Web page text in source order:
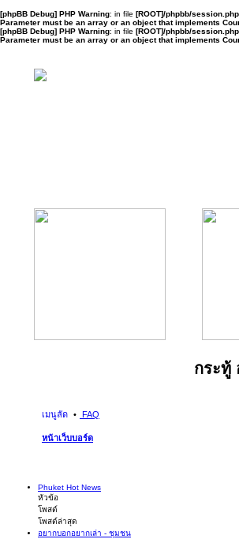
[phpBB Debug] PHP Warning: in file [ROOT]/phpbb/session.php
Parameter must be an array or an object that implements
[phpBB Debug] PHP Warning: in file [ROOT]/phpbb/session.php
Parameter must be an array or an object that implements
กระทู้
เมนูลัด FAQ
หน้าเว็บบอร์ด
Phuket Hot News
หัวข้อ
โพสต์
โพสต์ล่าสุด
อยากบอกอยากเล่า - ชุมชน